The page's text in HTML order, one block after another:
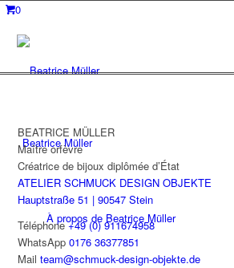
0
Beatrice Müller
À propos de Beatrice Müller
BEATRICE MÜLLER
Maître orfèvre
Créatrice de bijoux diplômée d’État
ATELIER SCHMUCK DESIGN OBJEKTE
Hauptstraße 51 | 90547 Stein
Téléphone+49 (0) 911674958
WhatsApp0176 36377851
Mailteam@schmuck-design-objekte.de